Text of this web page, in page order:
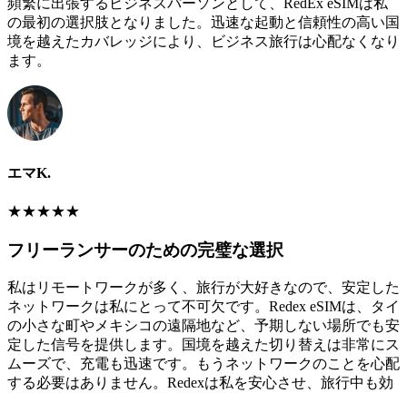
頻繁に出張するビジネスパーソンとして、RedEx eSIMは私
の最初の選択肢となりました。迅速な起動と信頼性の高い国
境を越えたカバレッジにより、ビジネス旅行は心配なくなり
ます。
エマK.
★★★★★
フリーランサーのための完璧な選択
私はリモートワークが多く、旅行が大好きなので、安定した
ネットワークは私にとって不可欠です。Redex eSIMは、タイ
の小さな町やメキシコの遠隔地など、予期しない場所でも安
定した信号を提供します。国境を越えた切り替えは非常にス
ムーズで、充電も迅速です。もうネットワークのことを心配
する必要はありません。Redexは私を安心させ、旅行中も効